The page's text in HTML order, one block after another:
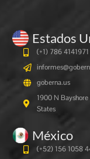
Estados
(+1) 786 4141971
goberna.us
1900 N
States
México
(+52) 156 1058